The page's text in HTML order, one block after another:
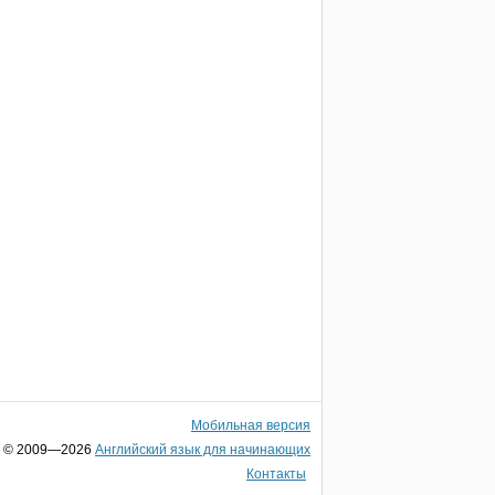
Мобильная версия
© 2009—2026 Английский язык для начинающих
Контакты